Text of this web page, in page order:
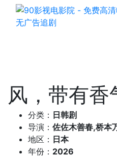
风，带有香
分类： 日韩剧
导演： 佐佐木善春,桥本
地区： 日本
年份： 2026